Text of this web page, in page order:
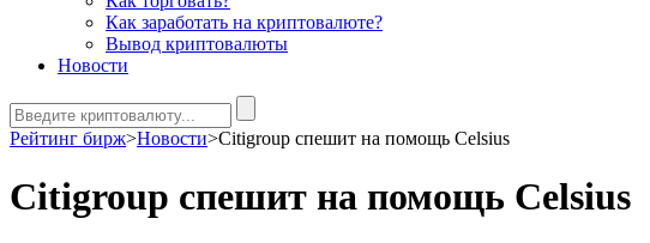
Как заработать на криптовалюте?
Вывод криптовалюты
Новости
Рейтинг бирж>Новости>Citigroup спешит на помощь Celsius
Citigroup спешит на помощь Celsius